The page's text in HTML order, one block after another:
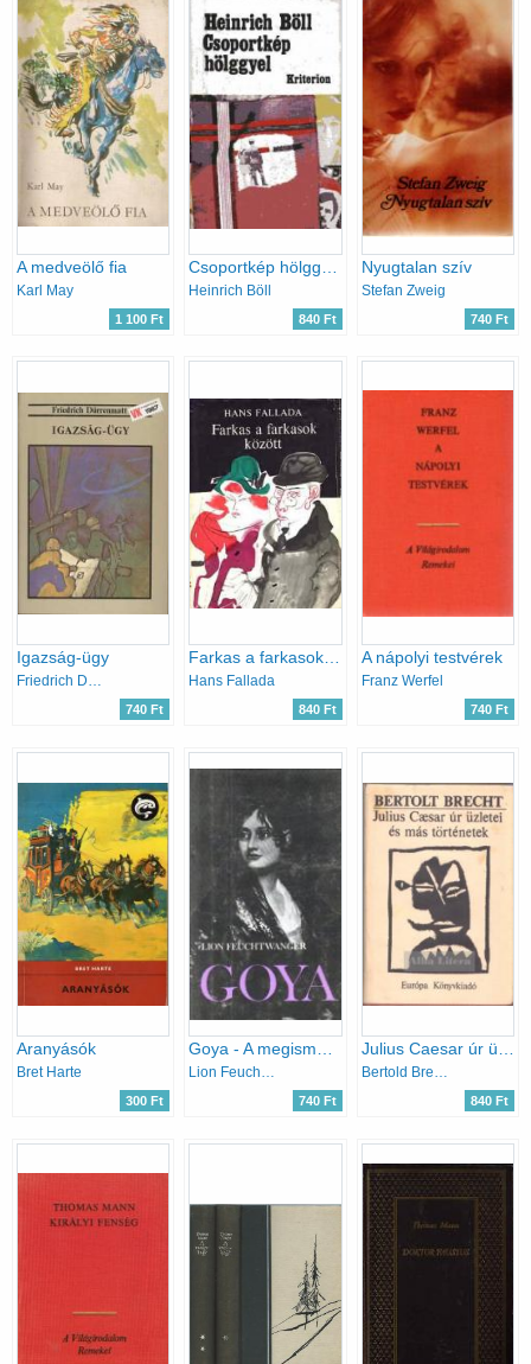
A medveölő fia
Karl May
1 100 Ft
Heinrich Böll
840 Ft
Nyugtalan szív
Stefan Zweig
740 Ft
Igazság-ügy
Friedrich Dürrenmatt
740 Ft
Farkas a farkasok között
Hans Fallada
840 Ft
A nápolyi testvérek
Franz Werfel
740 Ft
Aranyásók
Bret Harte
300 Ft
Lion Feuchtwanger
740 Ft
Bertold Brecht
840 Ft